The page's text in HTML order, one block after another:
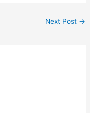
Next Post →